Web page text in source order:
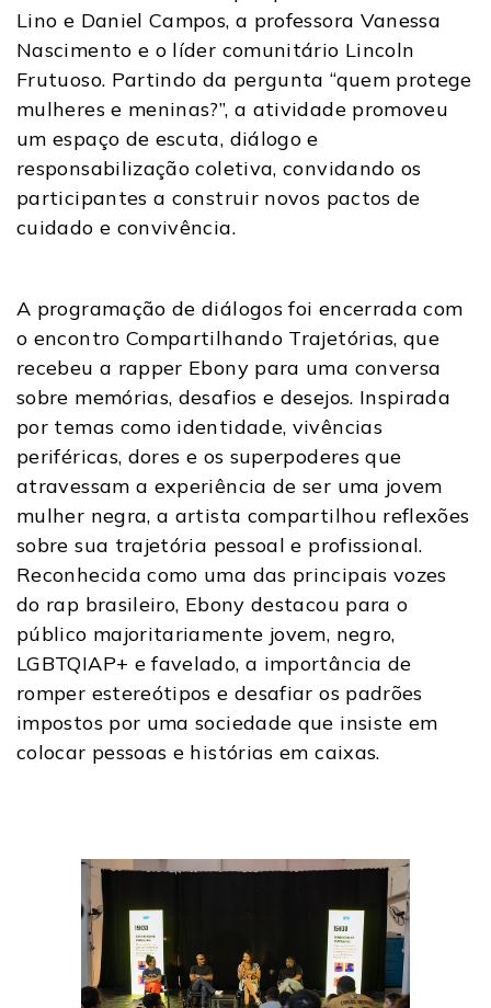
Lino e Daniel Campos, a professora Vanessa
Nascimento e o líder comunitário Lincoln
Frutuoso. Partindo da pergunta “quem protege
mulheres e meninas?”, a atividade promoveu
um espaço de escuta, diálogo e
responsabilização coletiva, convidando os
participantes a construir novos pactos de
cuidado e convivência.
A programação de diálogos foi encerrada com
o encontro Compartilhando Trajetórias, que
recebeu a rapper Ebony para uma conversa
sobre memórias, desafios e desejos. Inspirada
por temas como identidade, vivências
periféricas, dores e os superpoderes que
atravessam a experiência de ser uma jovem
mulher negra, a artista compartilhou reflexões
sobre sua trajetória pessoal e profissional.
Reconhecida como uma das principais vozes
do rap brasileiro, Ebony destacou para o
público majoritariamente jovem, negro,
LGBTQIAP+ e favelado, a importância de
romper estereótipos e desafiar os padrões
impostos por uma sociedade que insiste em
colocar pessoas e histórias em caixas.